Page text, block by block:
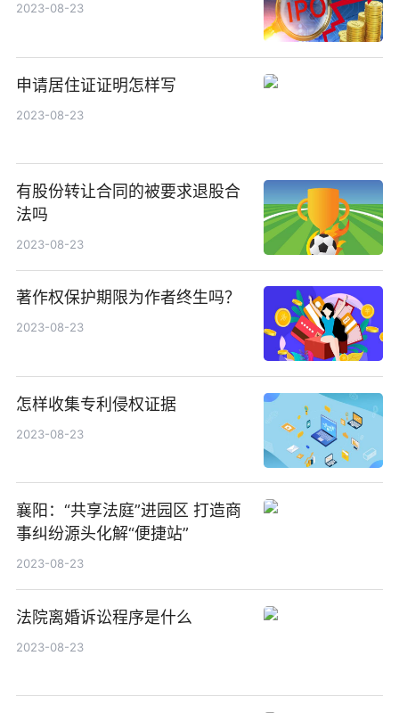
2023-08-23
申请居住证证明怎样写
2023-08-23
有股份转让合同的被要求退股合
法吗
2023-08-23
著作权保护期限为作者终生吗？
2023-08-23
怎样收集专利侵权证据
2023-08-23
襄阳：“共享法庭”进园区 打造商
事纠纷源头化解“便捷站”
2023-08-23
法院离婚诉讼程序是什么
2023-08-23